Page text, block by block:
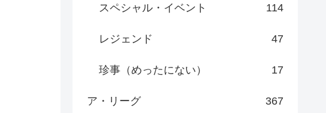
スペシャル・イベント 114
レジェンド 47
珍事（めったにない） 17
ア・リーグ 367